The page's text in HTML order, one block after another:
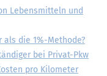
Lebensmitteln und
die 1%-Methode?
bei Privat-Pkw
pro Kilometer